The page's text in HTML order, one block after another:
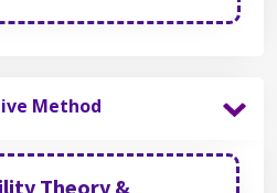
Method
Theory &